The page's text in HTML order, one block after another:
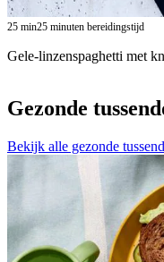
25 min25 minuten bereidingstijd
Gele-linzenspaghetti met
Gezonde
Bekijk alle gezonde